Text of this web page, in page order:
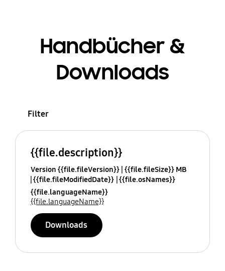
Handbücher &
Downloads
Filter
{{file.description}}
Version {{file.fileVersion}} {{file.fileSize}} MB
{{file.fileModifiedDate}} {{file.osNames}}
{{file.languageName}}
{{file.languageName}}
Downloads